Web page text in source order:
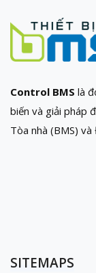
Control BMS là
biến và giải pháp
Tòa nhà (BMS)
SITEMAPS